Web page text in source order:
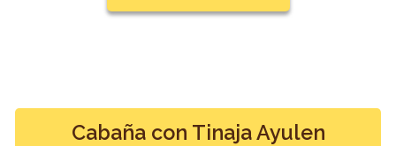
Cabaña con Tinaja Ayulen